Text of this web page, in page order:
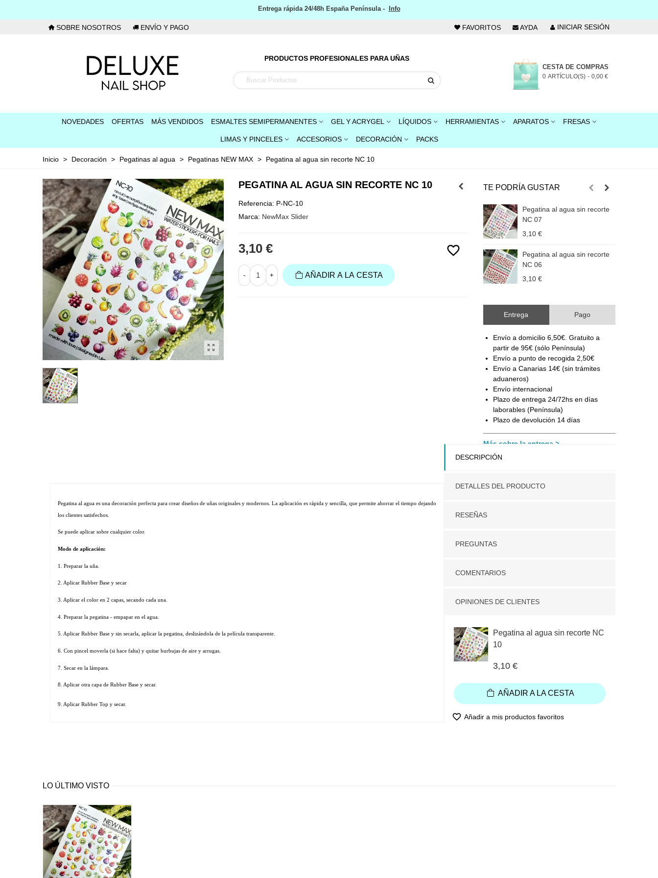
Entrega rápida 24/48h España Península - Info
SOBRE NOSOTROS ENVÍO Y PAGO FAVORITOS AYDA INICIAR SESIÓN
PRODUCTOS PROFESIONALES PARA UÑAS
CESTA DE COMPRAS
0 ARTÍCULO(S) - 0,00 €
NOVEDADES OFERTAS MÁS VENDIDOS ESMALTES SEMIPERMANENTES GEL Y ACRYGEL LÍQUIDOS HERRAMIENTAS APARATOS FRESAS
LIMAS Y PINCELES ACCESORIOS DECORACIÓN PACKS
Inicio > Decoración > Pegatinas al agua > Pegatinas NEW MAX > Pegatina al agua sin recorte NC 10
PEGATINA AL AGUA SIN RECORTE NC 10
Referencia: P-NC-10
Marca: NewMax Slider
favorite_border
3,10 €
- + AÑADIR A LA CESTA
TE PODRÍA GUSTAR
Pegatina al agua sin recorte
NC 07
3,10 €
Pegatina al agua sin recorte
NC 06
3,10 €
Entrega Pago
Envío a domicilio 6,50€. Gratuito a
partir de 95€ (sólo Península)
Envío a punto de recogida 2,50€
Envío a Canarias 14€ (sin trámites
aduaneros)
Envío internacional
Plazo de entrega 24/72hs en días
laborables (Península)
Plazo de devolución 14 días
Más sobre la entrega
DESCRIPCIÓN
DETALLES DEL PRODUCTO
RESEÑAS
PREGUNTAS
COMENTARIOS
OPINIONES DE CLIENTES
Pegatina al agua sin recorte NC
10
3,10 €
AÑADIR A LA CESTA
favorite_border Añadir a mis productos favoritos
Pegatina al agua es una decoración perfecta para crear diseños de uñas originales y modernos. La aplicación es rápida y sencilla, que permite ahorrar el tiempo dejando
los clientes satisfechos.
Se puede aplicar sobre cualquier color.
Modo de aplicación:
1. Preparar la uña.
2. Aplicar Rubber Base y secar
3. Aplicar el color en 2 capas, secando cada una.
4. Preparar la pegatina - empapar en el agua.
5. Aplicar Rubber Base y sin secarla, aplicar la pegatina, deslizándola de la película transparente.
6. Con pincel moverla (si hace falta) y quitar burbujas de aire y arrugas.
7. Secar en la lámpara.
8. Aplicar otra capa de Rubber Base y secar.
9. Aplicar Rubber Top y secar.
LO ÚLTIMO VISTO